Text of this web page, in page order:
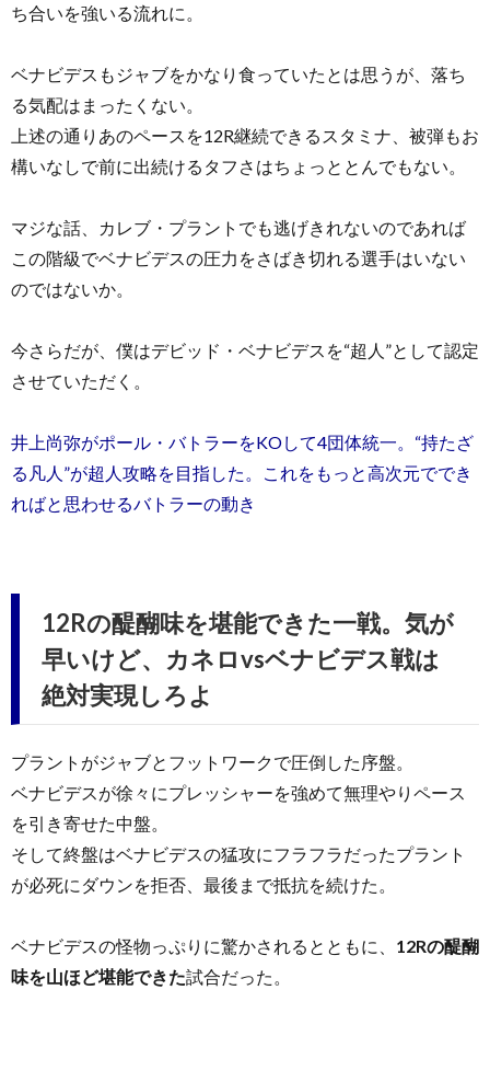
ち合いを強いる流れに。
ベナビデスもジャブをかなり食っていたとは思うが、落ち
る気配はまったくない。
上述の通りあのペースを12R継続できるスタミナ、被弾もお
構いなしで前に出続けるタフさはちょっととんでもない。
マジな話、カレブ・プラントでも逃げきれないのであれば
この階級でベナビデスの圧力をさばき切れる選手はいない
のではないか。
今さらだが、僕はデビッド・ベナビデスを“超人”として認定
させていただく。
井上尚弥がポール・バトラーをKOして4団体統一。“持たざ
る凡人”が超人攻略を目指した。これをもっと高次元ででき
ればと思わせるバトラーの動き
12Rの醍醐味を堪能できた一戦。気が
早いけど、カネロvsベナビデス戦は
絶対実現しろよ
プラントがジャブとフットワークで圧倒した序盤。
ベナビデスが徐々にプレッシャーを強めて無理やりペース
を引き寄せた中盤。
そして終盤はベナビデスの猛攻にフラフラだったプラント
が必死にダウンを拒否、最後まで抵抗を続けた。
ベナビデスの怪物っぷりに驚かされるとともに、 12Rの醍醐
味を山ほど堪能できた試合だった。